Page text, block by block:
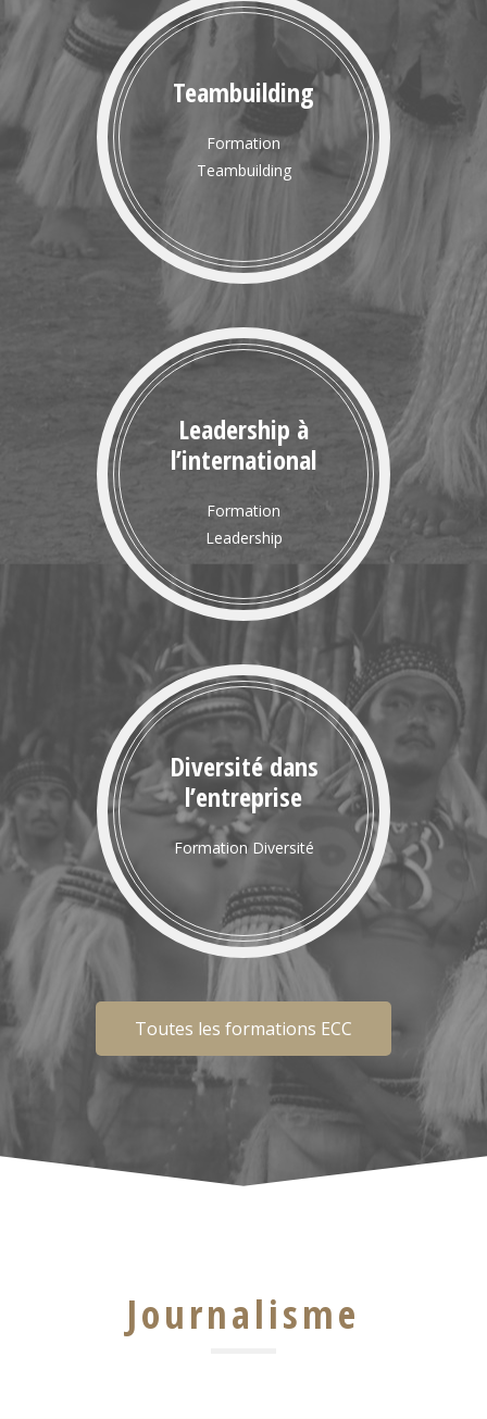
Teambuilding
Formation
Teambuilding
Leadership à
l’international
Formation
Leadership
Diversité dans
l’entreprise
Formation Diversité
Toutes les formations ECC
Journalisme